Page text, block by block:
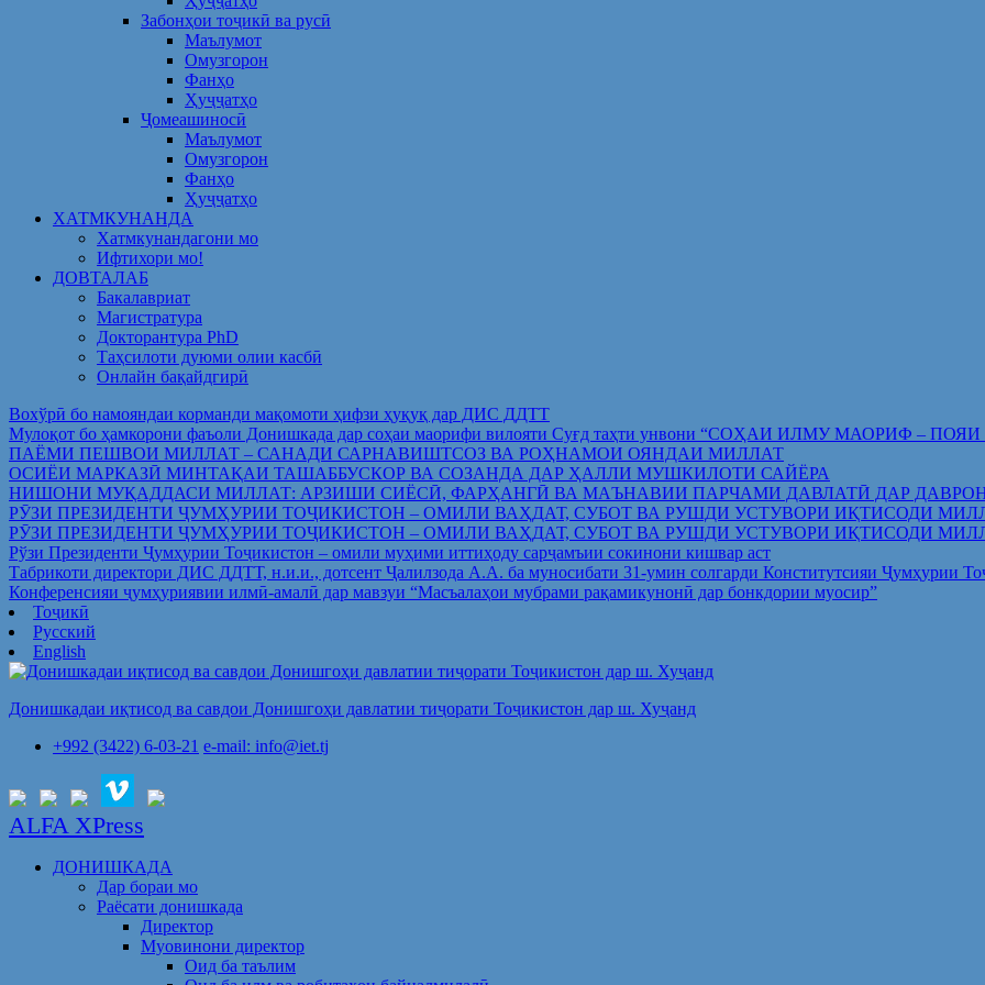
Забонҳои тоҷикӣ ва русӣ
Маълумот
Омузгорон
Фанҳо
Ҳуҷҷатҳо
Ҷомеашиносӣ
Маълумот
Омузгорон
Фанҳо
Ҳуҷҷатҳо
ХАТМКУНАНДА
Хатмкунандагони мо
Ифтихори мо!
ДОВТАЛАБ
Бакалавриат
Магистратура
Докторантура PhD
Таҳсилоти дуюми олии касбӣ
Онлайн бақайдгирӣ
Вохўрӣ бо намояндаи корманди мақомоти ҳифзи ҳуқуқ дар ДИС ДДТТ
Мулоқот бо ҳамкорони фаъоли Донишкада дар соҳаи маорифи вилояти Суғд таҳти унвони “СОҲАИ ИЛМУ МАОРИФ
ПАЁМИ ПЕШВОИ МИЛЛАТ – САНАДИ САРНАВИШТСОЗ ВА РОҲНАМОИ ОЯНДАИ МИЛЛАТ
ОСИЁИ МАРКАЗӢ МИНТАҚАИ ТАШАББУСКОР ВА СОЗАНДА ДАР ҲАЛЛИ МУШКИЛОТИ САЙЁРА
НИШОНИ МУҚАДДАСИ МИЛЛАТ: АРЗИШИ СИЁСӢ, ФАРҲАНГӢ ВА МАЪНАВИИ ПАРЧАМИ ДАВЛАТӢ ДАР
РӮЗИ ПРЕЗИДЕНТИ ҶУМҲУРИИ ТОҶИКИСТОН – ОМИЛИ ВАҲДАТ, СУБОТ ВА РУШДИ УСТУВОРИ ИҚТИСОДИ
РӮЗИ ПРЕЗИДЕНТИ ҶУМҲУРИИ ТОҶИКИСТОН – ОМИЛИ ВАҲДАТ, СУБОТ ВА РУШДИ УСТУВОРИ ИҚТИСОДИ
Рўзи Президенти Ҷумҳурии Тоҷикистон – омили муҳими иттиҳоду сарҷамъии сокинони кишвар аст
Табрикоти директори ДИС ДДТТ, н.и.и., дотсент Ҷалилзода А.А. ба муносибати 31-умин солгарди Конститутсияи Ҷумҳурии
Конференсияи ҷумҳуриявии илмӣ-амалӣ дар мавзуи “Масъалаҳои мубрами рақамикунонӣ дар бонкдории муосир”
Тоҷикӣ
Русский
English
Донишкадаи иқтисод ва савдои Донишгоҳи давлатии тиҷорати Тоҷикистон дар ш. Хуҷанд
+992 (3422) 6-03-21 e-mail: info@iet.tj
ALFA XPress
ДОНИШКАДА
Дар бораи мо
Раёсати донишкада
Директор
Муовинони директор
Оид ба таълим